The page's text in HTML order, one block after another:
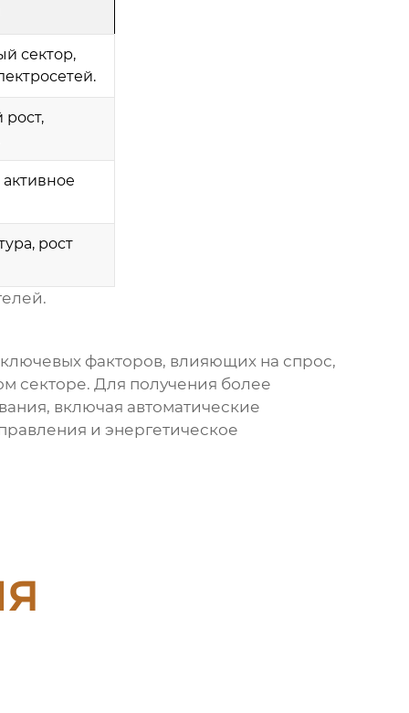
сектор,
рост
факторов, влияющих на спрос,
секторе. Для получения более
включая автоматические
и энергетическое